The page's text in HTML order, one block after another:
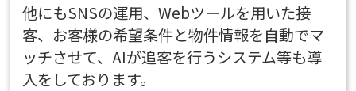
他にもSNSの運用、Webツールを用いた接
客、お客様の希望条件と物件情報を自動でマ
ッチさせて、AIが追客を行うシステム等も導
入をしております。